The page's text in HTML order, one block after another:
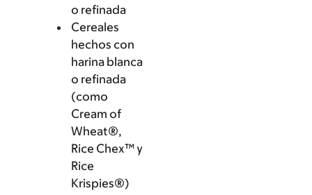
o refinada
Cereales
hechos con
harina blanca
o refinada
(como
Cream of
Wheat®,
Rice Chex™ y
Rice
Krispies®)